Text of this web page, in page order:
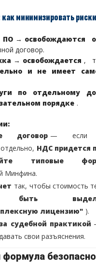
минимизировать
ПО → освобождаются
договор.
→ освобождается ,
и не имеет
по отдельному
порядке .
договор — если
НДС придется
типовые
Минфина.
так, чтобы стоимость
быть
лицензию" ).
судебной практикой
свои разъяснения.
формула